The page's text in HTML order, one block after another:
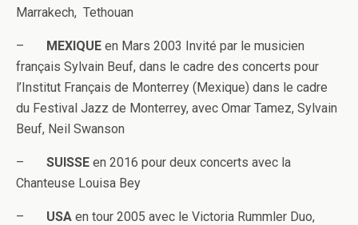
Marrakech, Tethouan
– MEXIQUE en Mars 2003 Invité par le musicien
français Sylvain Beuf, dans le cadre des concerts pour
l’Institut Français de Monterrey (Mexique) dans le cadre
du Festival Jazz de Monterrey, avec Omar Tamez, Sylvain
Beuf, Neil Swanson
– SUISSE en 2016 pour deux concerts avec la
Chanteuse Louisa Bey
– USA en tour 2005 avec le Victoria Rummler Duo,